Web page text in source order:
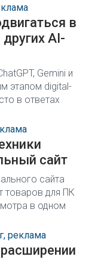
в
AI-
Gemini и
этапом digital-
в ответах
сайт
сайта
товаров для ПК
в одном
реклама